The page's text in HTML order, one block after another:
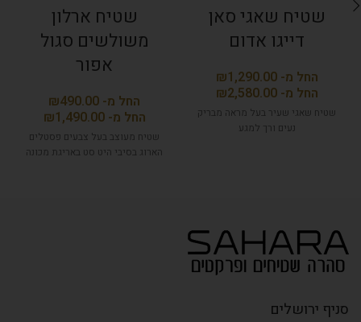
שטיח שאגי סאן
דייגו אדום
₪
₪
שטיח שאגי שעיר בעל מראה מבריק
נעים ורך למגע
שטיח ארלון
משולשים סגול
אפור
₪
₪
שטיח מעוצב בעל צבעים פסטלים
הארוג בסיבי היט סט באריגת מכונה
סניף ירושלים